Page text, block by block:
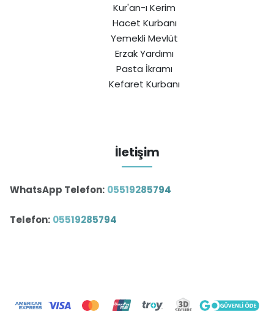
Kur'an-ı Kerim
Hacet Kurbanı
Yemekli Mevlüt
Erzak Yardımı
Pasta İkramı
Kefaret Kurbanı
İletişim
WhatsApp Telefon: 05519285794
Telefon: 05519285794